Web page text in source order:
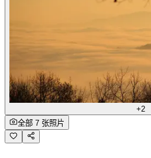
+2
全部 7 张照片